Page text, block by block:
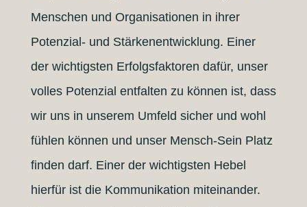
Menschen und Organisationen in ihrer
Potenzial- und Stärkenentwicklung. Einer
der wichtigsten Erfolgsfaktoren dafür, unser
volles Potenzial entfalten zu können ist, dass
wir uns in unserem Umfeld sicher und wohl
fühlen können und unser Mensch-Sein Platz
finden darf. Einer der wichtigsten Hebel
hierfür ist die Kommunikation miteinander.